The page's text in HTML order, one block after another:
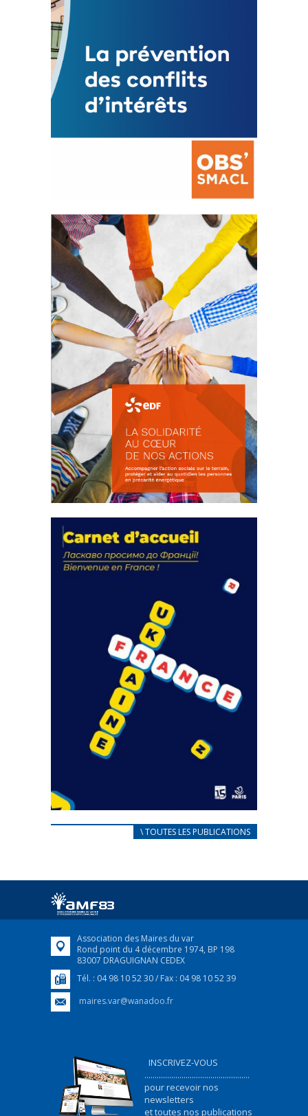
FEUILLETER
La prévention des conflits
d’intérêts
18 septembre 2023
FEUILLETER
actions
18 septembre 2023
FEUILLETER
CARNET D’ACCUEIL
Afin d’accompagner au mieux les réfugiés
FEUILLETER
\ TOUTES LES PUBLICATIONS
Association des Maires du var
Rond point du 4 décembre 1974, BP 198
83007 DRAGUIGNAN CEDEX
Tél. : 04 98 10 52 30 / Fax : 04 98 10 52 39
maires.var@wanadoo.fr
INSCRIVEZ-VOUS
...................................................
pour recevoir nos
newsletters
et toutes nos publications